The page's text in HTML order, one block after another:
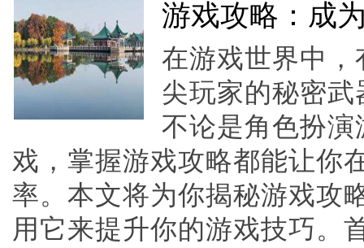
游戏攻略：成
在游戏世界中
尖玩家的秘密
不论是角色扮
戏，掌握游戏攻略都能让你
率。本文将为你揭秘游戏攻
用它来提升你的游戏技巧。